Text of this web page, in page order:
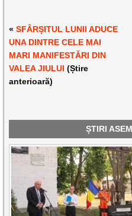
«SFÂRȘITUL LUNII ADUCE
UNA DINTRE CELE MAI
MARI MANIFESTĂRI DIN
VALEA JIULUI (Știre
anterioară)
ȘTIRI